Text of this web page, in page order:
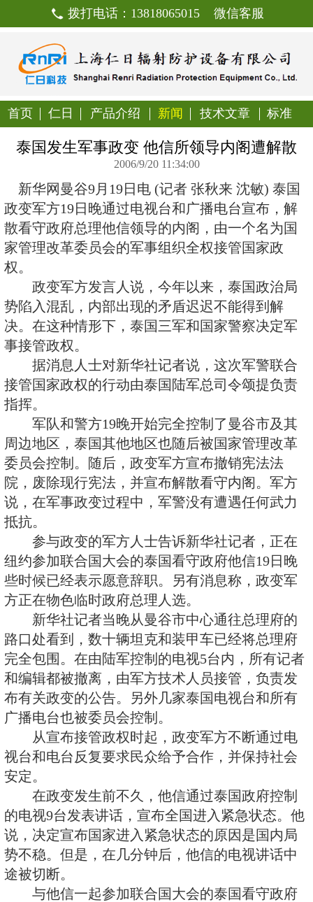
拨打电话：13818065015
产品介绍
泰国发生军事政变 他信所领
2006/9/20 11:34:00
新华网曼谷9月19日电 (记者 张
政变军方19日晚通过电视台和广播
散看守政府总理他信领导的内阁，
家管理改革委员会的军事组织全权
权。
政变军方发言人说，今年以来
势陷入混乱，内部出现的矛盾迟迟
决。在这种情形下，泰国三军和国
事接管政权。
据消息人士对新华社记者说，
接管国家政权的行动由泰国陆军总
指挥。
军队和警方19晚开始完全控制
周边地区，泰国其他地区也随后被
委员会控制。随后，政变军方宣布
院，废除现行宪法，并宣布解散看
说，在军事政变过程中，军警没有
抵抗。
参与政变的军方人士告诉新华
纽约参加联合国大会的泰国看守政
些时候已经表示愿意辞职。另有消
方正在物色临时政府总理人选。
新华社记者当晚从曼谷市中心